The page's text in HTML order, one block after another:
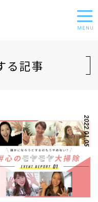
MENU
る記事
2022.01.05